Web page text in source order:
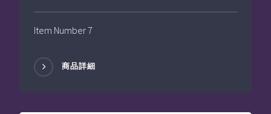
Item Number 7
商品詳細